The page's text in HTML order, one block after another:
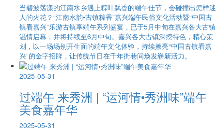
当碧波荡漾的江南水乡遇上粽叶飘香的端午佳节，会碰撞出怎样迷
人的火花？“江南水韵•古镇粽香”嘉兴端午民俗文化活动暨“中国古
镇看嘉兴”乐游古镇享端午系列盛宴，已于5月中旬在嘉兴各大古镇
温情启幕，并将持续至6月中旬。嘉兴各大古镇深挖特色，精心策
划，以一场场别开生面的端午文化体验，持续擦亮“中国古镇看嘉
兴”的金字招牌，让传统节日在千年街巷间焕发崭新活力。
2025-05-31
过端午 来秀洲 | “运河情•秀洲味”端午
美食嘉年华
2025-05-31